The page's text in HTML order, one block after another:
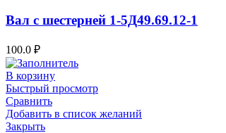
Вал с шестерней 1-5Д49.69.12-1
100.0 ₽
В корзину
Быстрый просмотр
Сравнить
Добавить в список желаний
Закрыть